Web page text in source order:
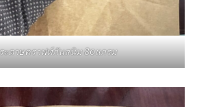
ะดาษคราฟท์กันสนิม 80แกรม